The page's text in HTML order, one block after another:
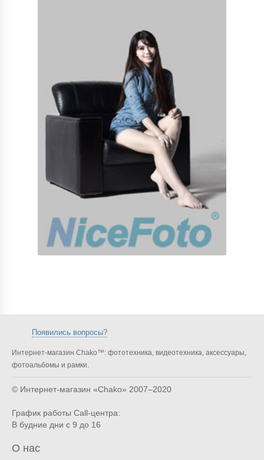
Появились вопросы?
Интернет-магазин Chako™: фототехника, видеотехника, аксессуары,
фотоальбомы и рамки.
© Интернет-магазин «Chako» 2007–2020
График работы Call-центра:
В будние дни с 9 до 16
О нас